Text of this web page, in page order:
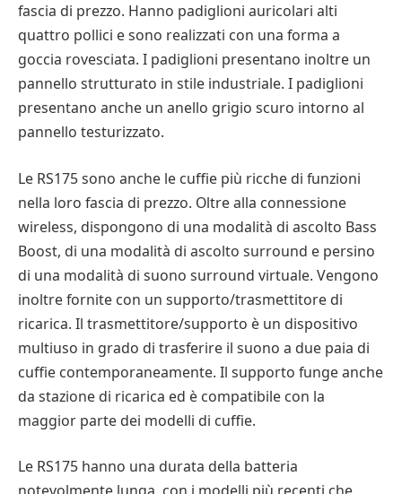
fascia di prezzo. Hanno padiglioni auricolari alti
quattro pollici e sono realizzati con una forma a
goccia rovesciata. I padiglioni presentano inoltre un
pannello strutturato in stile industriale. I padiglioni
presentano anche un anello grigio scuro intorno al
pannello testurizzato.
Le RS175 sono anche le cuffie più ricche di funzioni
nella loro fascia di prezzo. Oltre alla connessione
wireless, dispongono di una modalità di ascolto Bass
Boost, di una modalità di ascolto surround e persino
di una modalità di suono surround virtuale. Vengono
inoltre fornite con un supporto/trasmettitore di
ricarica. Il trasmettitore/supporto è un dispositivo
multiuso in grado di trasferire il suono a due paia di
cuffie contemporaneamente. Il supporto funge anche
da stazione di ricarica ed è compatibile con la
maggior parte dei modelli di cuffie.
Le RS175 hanno una durata della batteria